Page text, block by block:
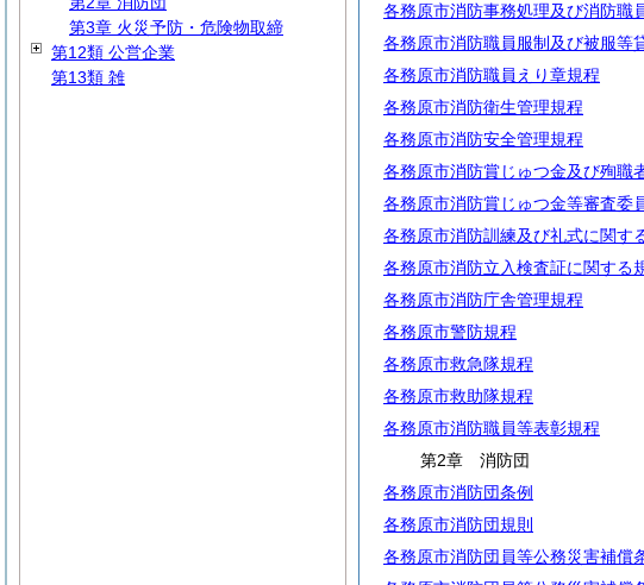
各務原市消防事務処理及び消防職
各務原市消防職員服制及び被服等
各務原市消防職員えり章規程
各務原市消防衛生管理規程
各務原市消防安全管理規程
各務原市消防賞じゅつ金及び殉職
各務原市消防賞じゅつ金等審査委
各務原市消防訓練及び礼式に関す
各務原市消防立入検査証に関する
各務原市消防庁舎管理規程
各務原市警防規程
各務原市救急隊規程
各務原市救助隊規程
各務原市消防職員等表彰規程
第2章 消防団
各務原市消防団条例
各務原市消防団規則
各務原市消防団員等公務災害補償
第3章 火災予防・危険物取締
第12類 公営企業
第13類 雑